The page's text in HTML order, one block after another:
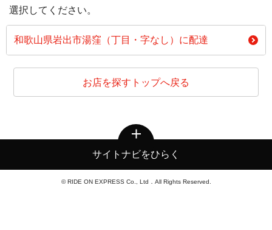
選択してください。
和歌山県岩出市湯窪（丁目・字なし）に配達
お店を探すトップへ戻る
サイトナビをひらく
© RIDE ON EXPRESS Co., Ltd．All Rights Reserved.